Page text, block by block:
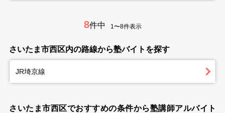
8件中 1〜8件表示
さいたま市西区内の路線から塾バイトを探す
JR埼京線
さいたま市西区でおすすめの条件から塾講師アルバイト